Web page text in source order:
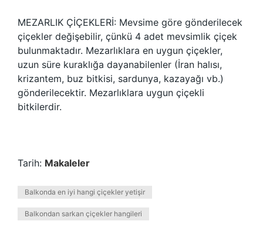
MEZARLIK ÇİÇEKLERİ: Mevsime göre gönderilecek
çiçekler değişebilir, çünkü 4 adet mevsimlik çiçek
bulunmaktadır. Mezarlıklara en uygun çiçekler,
uzun süre kuraklığa dayanabilenler (İran halısı,
krizantem, buz bitkisi, sardunya, kazayağı vb.)
gönderilecektir. Mezarlıklara uygun çiçekli
bitkilerdir.
Tarih: Makaleler
Balkonda en iyi hangi çiçekler yetişir
Balkondan sarkan çiçekler hangileri